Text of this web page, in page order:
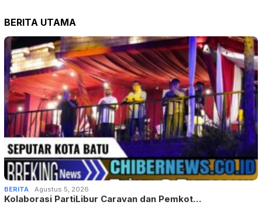
BERITA UTAMA
BERITA Agustus 5, 2026
Kolaborasi PartiLibur Caravan dan Pemkot…